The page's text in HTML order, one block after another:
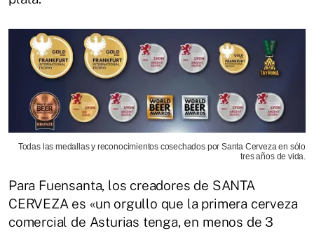
Todas las medallas y reconocimientos cosechados por Santa Cerveza en sólo
tres años de vida.
Para Fuensanta, los creadores de SANTA
CERVEZA es «un orgullo que la primera cerveza
comercial de Asturias tenga, en menos de 3